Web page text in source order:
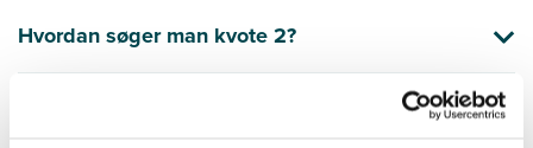
Hvordan søger man kvote 2?